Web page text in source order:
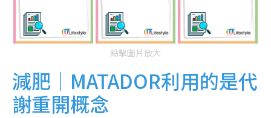
點擊圖片放大
減肥｜MATADOR利用的是代
謝重開概念